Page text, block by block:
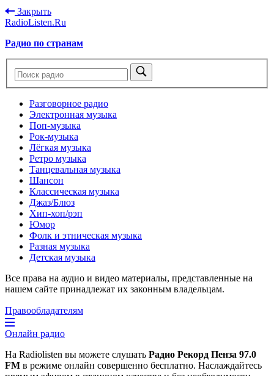
Закрыть
RadioListen.Ru
Радио по странам
Разговорное радио
Электронная музыка
Поп-музыка
Рок-музыка
Лёгкая музыка
Ретро музыка
Танцевальная музыка
Шансон
Классическая музыка
Джаз/Блюз
Хип-хоп/рэп
Юмор
Фолк и этническая музыка
Разная музыка
Детская музыка
Все права на аудио и видео материалы, представленные на
нашем сайте принадлежат их законным владельцам.
Правообладателям
Онлайн радио
На Radiolisten вы можете слушать Радио Рекорд Пенза 97.0
FM в режиме онлайн совершенно бесплатно. Наслаждайтесь